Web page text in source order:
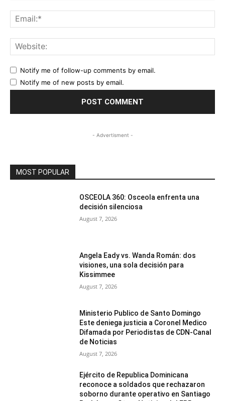
Notify me of follow-up comments by email.
Notify me of new posts by email.
- Advertisment -
MOST POPULAR
OSCEOLA 360: Osceola enfrenta una
decisión silenciosa
August 7, 2026
Angela Eady vs. Wanda Román: dos
visiones, una sola decisión para
Kissimmee
August 7, 2026
Ministerio Publico de Santo Domingo
Este deniega justicia a Coronel Medico
Difamada por Periodistas de CDN-Canal
de Noticias
August 7, 2026
Ejército de Republica Dominicana
reconoce a soldados que rechazaron
soborno durante operativo en Santiago